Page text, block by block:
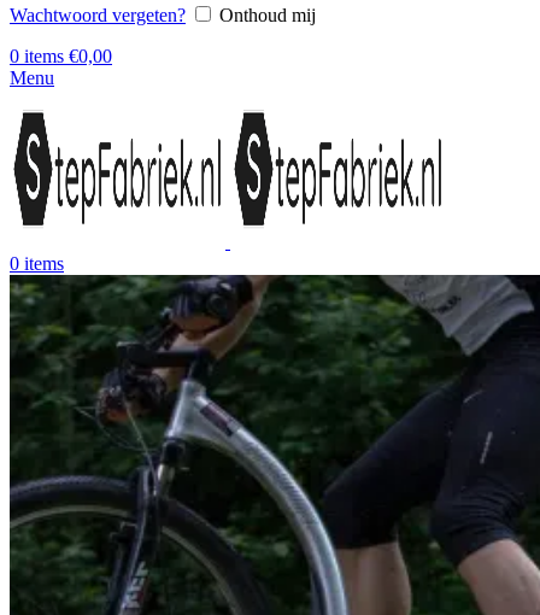
Wachtwoord vergeten?
Onthoud mij
0 items €0,00
Menu
0 items